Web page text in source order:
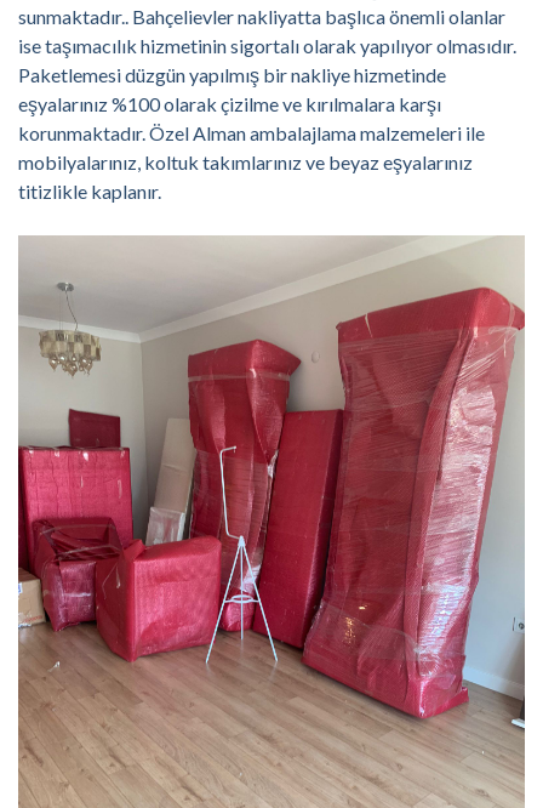
sunmaktadır.. Bahçelievler nakliyatta başlıca önemli olanlar
ise taşımacılık hizmetinin sigortalı olarak yapılıyor olmasıdır.
Paketlemesi düzgün yapılmış bir nakliye hizmetinde
eşyalarınız %100 olarak çizilme ve kırılmalara karşı
korunmaktadır. Özel Alman ambalajlama malzemeleri ile
mobilyalarınız, koltuk takımlarınız ve beyaz eşyalarınız
titizlikle kaplanır.